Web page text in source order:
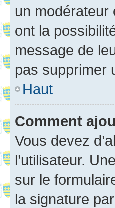
un modérateur
ont la
message de
pas supprimer
Haut
Comment
Vous devez
l’utilisateur.
sur le
la signature